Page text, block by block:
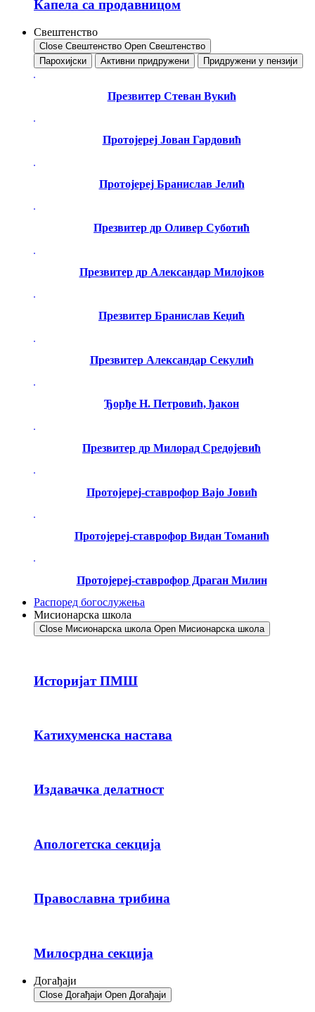
Капела са продавницом
Свештенство
Close Свештенство Open Свештенство
Парохијски
Активни придружени Придружени у пензији
Презвитер Стеван Вукић
Протојереј Јован Гардовић
Протојереј Бранислав Јелић
Презвитер др Оливер Суботић
Презвитер др Александар Милојков
Презвитер Бранислав Кеџић
Презвитер Александар Секулић
Ђорђе Н. Петровић, ђакон
Презвитер др Милорад Средојевић
Протојереј-ставрофор Вајо Јовић
Протојереј-ставрофор Видан Томанић
Протојереј-ставрофор Драган Милин
Распоред богослужења
Мисионарска школа
Close Мисионарска школа Open Мисионарска школа
Историјат ПМШ
Катихуменска настава
Издавачка делатност
Апологетска секција
Православна трибина
Милосрдна секција
Догађаји
Close Догађаји Open Догађаји